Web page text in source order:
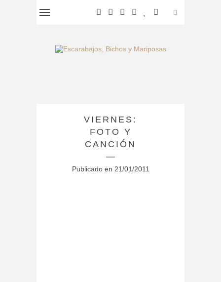
VIERNES:
FOTO Y
CANCIÓN
Publicado en 21/01/2011